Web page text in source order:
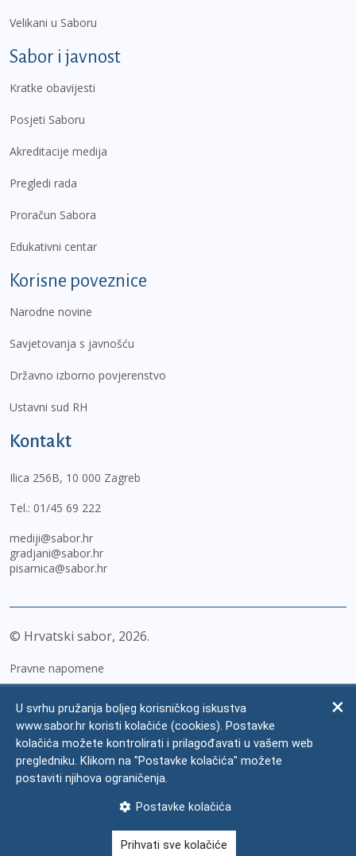
Velikani u Saboru
Sabor i javnost
Kratke obavijesti
Posjeti Saboru
Akreditacije medija
Pregledi rada
Proračun Sabora
Edukativni centar
Korisne poveznice
Narodne novine
Savjetovanja s javnošću
Državno izborno povjerenstvo
Ustavni sud RH
Kontakt
Ilica 256B, 10 000 Zagreb
Tel.: 01/45 69 222
mediji@sabor.hr
gradjani@sabor.hr
pisarnica@sabor.hr
© Hrvatski sabor, 2026
Pravne napomene
Zaštita osobnih podataka
Impressum
Česta pitanja
U svrhu pružanja boljeg korisničkog iskustva
www.sabor.hr koristi kolačiće (cookies). Postavke
kolačića možete kontrolirati i prilagođavati u vašem web
pregledniku. Klikom na "Postavke kolačića" možete
postaviti njihova ograničenja.
Postavke kolačića
Prihvati sve kolačiće